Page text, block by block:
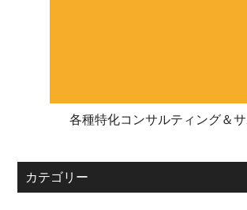
各種特化コンサルティング＆サ
カテゴリー